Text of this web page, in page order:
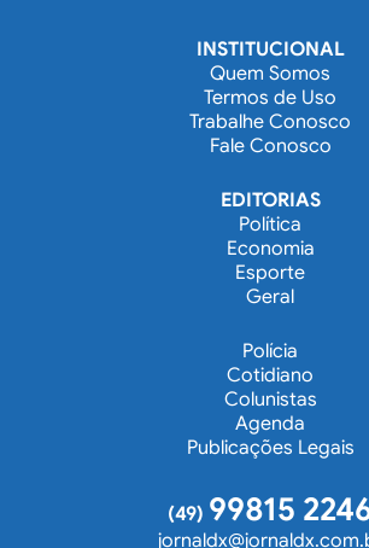
INSTITUCIONAL
Quem Somos
Termos de Uso
Trabalhe Conosco
Fale Conosco
EDITORIAS
Política
Economia
Esporte
Geral
Polícia
Cotidiano
Colunistas
Agenda
Publicações Legais
(49) 99815